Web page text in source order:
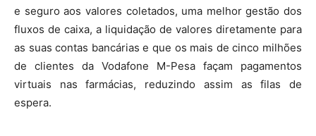
e seguro aos valores coletados, uma melhor gestão dos
fluxos de caixa, a liquidação de valores diretamente para
as suas contas bancárias e que os mais de cinco milhões
de clientes da Vodafone M-Pesa façam pagamentos
virtuais nas farmácias, reduzindo assim as filas de
espera.